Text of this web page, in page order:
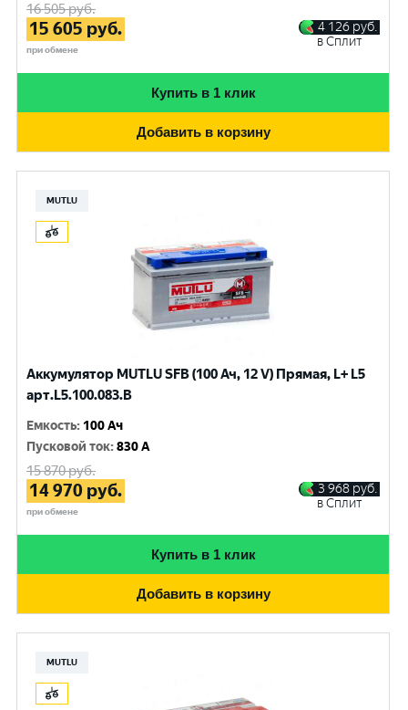
16 505руб.
15 605 руб.
при обмене
4 126 руб.
в Сплит
Купить в 1 клик
Добавить в корзину
MUTLU
Аккумулятор MUTLU SFB (100 Ач, 12 V) Прямая, L+ L5
арт.L5.100.083.B
Емкость: 100 Ач
Пусковой ток:830 A
15 870руб.
14 970 руб.
при обмене
3 968 руб.
в Сплит
Купить в 1 клик
Добавить в корзину
MUTLU